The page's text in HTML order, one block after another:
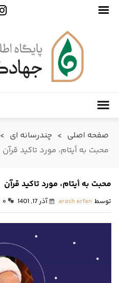
صفحه اصلی > چندرسانه ای >
محبت به أیتام، مورد تاکید قرآن
محبت به أیتام، مورد تاکید قرآن
توسط arash erfan آذر 17, 1401 ۰